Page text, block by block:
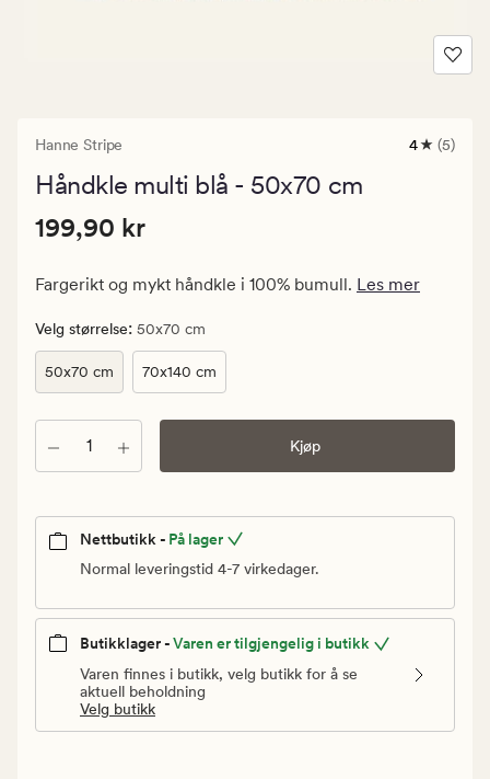
Hanne Stripe
5
4 (5)
Håndkle multi blå - 50x70 cm
Pris
199,90
Vanlig
pris
199,90
kr
Pris 199,90 kr
199,90 kr
Fargerikt og mykt håndkle i 100% bumull. Les mer
Velg størrelse: 50x70 cm
50x70 cm 70x140 cm
Antall Kjøp
Nettbutikk - På lager
Normal leveringstid 4-7 virkedager.
Butikklager -Varen er tilgjengelig i butikk
Varen finnes i butikk, velg butikk for å se
aktuell beholdning
Velg butikk